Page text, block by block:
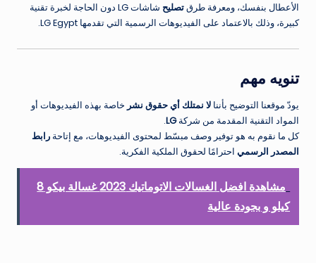
الأعطال بنفسك، ومعرفة طرقتصليح
شاشات LG دون الحاجة لخبرة تقنية
كبيرة، وذلك بالاعتماد على الفيديوهات الرسمية التي تقدمها LG Egypt.
تنويه مهم
يودّ موقعنا التوضيح بأننا لا نمتلك أي حقوق نشر خاصة بهذه الفيديوهات أو
المواد التقنية المقدمة من شركةLG
.
كل ما نقوم به هو توفير وصف مبسّط لمحتوى الفيديوهات، مع إتاحة رابط
المصدر الرسمي احترامًا لحقوق الملكية الفكرية.
مشاهدة افضل الغسالات الاتوماتيك 2023 غسالة بيكو 8
كيلو و بجودة عالية